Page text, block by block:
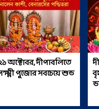
অক্টোবর, দীপাবলিতে
পুজোর সবচেয়ে শুভ